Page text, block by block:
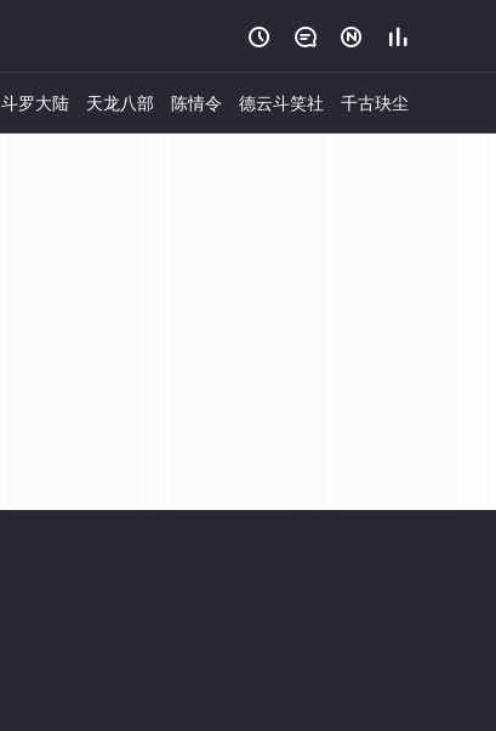
   
斗罗大陆 天龙八部 陈情令 德云斗笑社 千古玦尘